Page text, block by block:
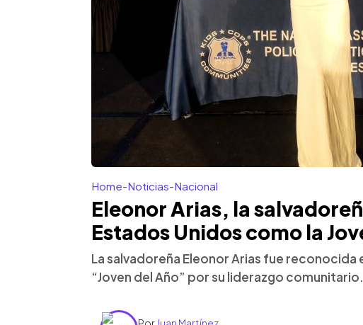
Home-Noticias-Nacional
Eleonor Arias, la
Estados Unidos como la
La salvadoreña Eleonor Arias fue reconocida
“Joven del Año” por su liderazgo comunitario.